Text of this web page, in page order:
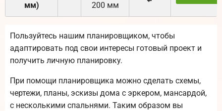
мм)
200 мм
Пользуйтесь нашим планировщиком, чтобы
адаптировать под свои интересы готовый проект и
получить личную планировку.
При помощи планировщика можно сделать схемы,
чертежи, планы, эскизы дома с эркером, мансардой,
с несколькими спальнями. Таким образом вы